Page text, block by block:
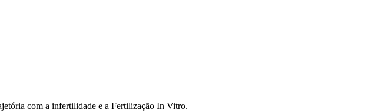
com a infertilidade e a Fertilização In Vitro.